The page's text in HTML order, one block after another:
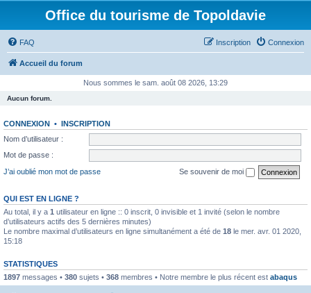
Office du tourisme de Topoldavie
FAQ Connexion
Inscription
Accueil du forum
Nous sommes le sam. août 08 2026, 13:29
Aucun forum.
CONNEXION • INSCRIPTION
Nom d’utilisateur :
Mot de passe :
J’ai oublié mon mot de passe
Se souvenir de moi
QUI EST EN LIGNE ?
Au total, il y a 1 utilisateur en ligne :: 0 inscrit, 0 invisible et 1 invité (selon le nombre
d’utilisateurs actifs des 5 dernières minutes)
Le nombre maximal d’utilisateurs en ligne simultanément a été de 18 le mer. avr. 01 2020,
15:18
STATISTIQUES
1897 messages • 380 sujets • 368 membres • Notre membre le plus récent est abaqus